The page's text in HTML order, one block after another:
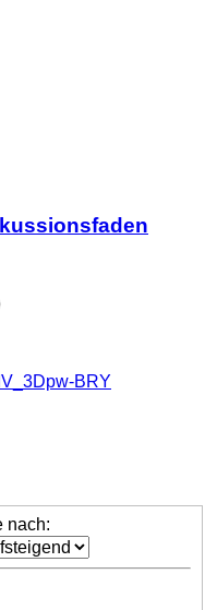
BRY
nach: